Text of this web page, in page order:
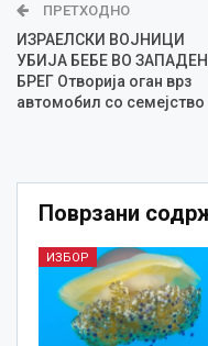
ПРЕТХОДНО
ИЗРАЕЛСКИ ВОЈНИЦИ
УБИЈА БЕБЕ ВО ЗАПАДЕН
БРЕГ Отворија оган врз
автомобил со семејство
Поврзани
ИЗБОР